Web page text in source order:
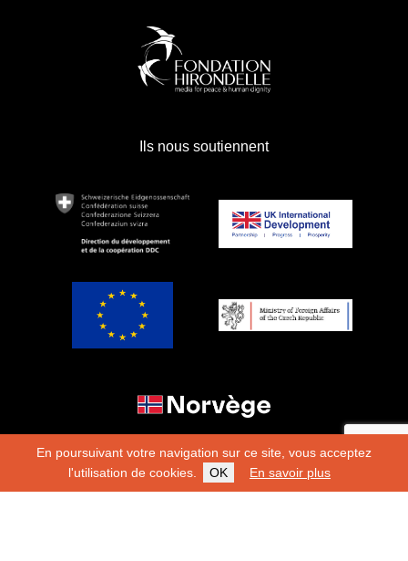
En poursuivant votre navigation sur ce site, vous acceptez
l'utilisation de cookies.
OK En savoir plus
Ils nous soutiennent